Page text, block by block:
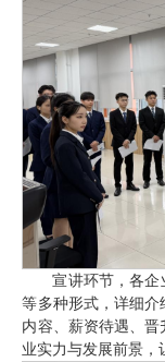
宣讲环节，各企
等多种形式，详细介
内容、薪资待遇、
业实力与发展前景，